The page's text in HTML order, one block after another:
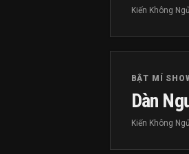
Kiến Không Ngủ
BẬT MÍ
Dàn
Kiến Không Ngủ